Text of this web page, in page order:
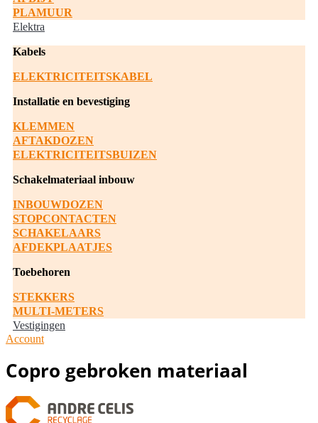
PLAMUUR
Elektra
Kabels
ELEKTRICITEITSKABEL
Installatie en bevestiging
KLEMMEN
AFTAKDOZEN
ELEKTRICITEITSBUIZEN
Schakelmateriaal inbouw
INBOUWDOZEN
STOPCONTACTEN
SCHAKELAARS
AFDEKPLAATJES
Toebehoren
STEKKERS
MULTI-METERS
Vestigingen
Account
Copro gebroken materiaal